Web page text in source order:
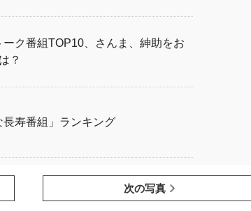
ーク番組TOP10、さんま、紳助をお
？
長寿番組」ランキング
次の写真